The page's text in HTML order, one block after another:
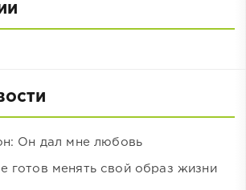
Он дал мне любовь
готов менять свой образ жизни